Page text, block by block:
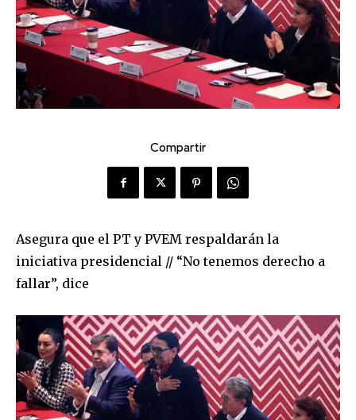
Compartir
Asegura que el PT y PVEM respaldarán la
iniciativa presidencial // “No tenemos derecho a
fallar”, dice